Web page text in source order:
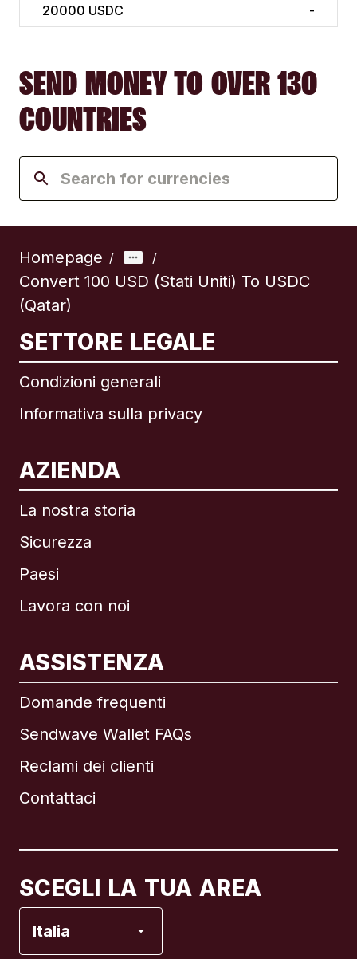
20000 USDC -
SEND MONEY TO OVER 130
COUNTRIES
Homepage / /
Convert 100 USD (Stati Uniti) To USDC
(Qatar)
SETTORE LEGALE
Condizioni generali
Informativa sulla privacy
AZIENDA
La nostra storia
Sicurezza
Paesi
Lavora con noi
ASSISTENZA
Domande frequenti
Sendwave Wallet FAQs
Reclami dei clienti
Contattaci
SCEGLI LA TUA AREA
Italia
Internazionale English
Brasile